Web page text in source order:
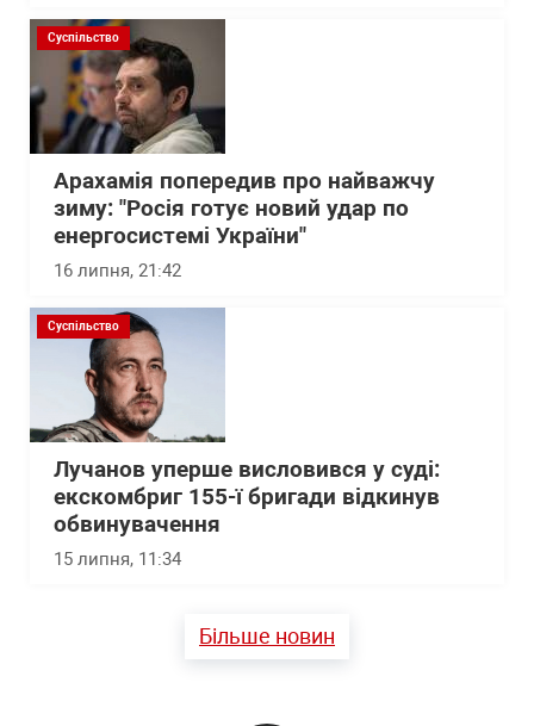
Суспільство
Арахамія попередив про найважчу
зиму: "Росія готує новий удар по
енергосистемі України"
16 липня, 21:42
Суспільство
Лучанов уперше висловився у суді:
екскомбриг 155-ї бригади відкинув
обвинувачення
15 липня, 11:34
Більше новин